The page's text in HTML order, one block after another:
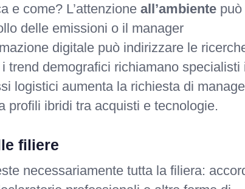
e come? L’attenzione all’ambientepuò
delle emissioni o il manager
digitale può indirizzare le
trend demografici richiamano specialisti
logistici aumenta la richiesta di
profili ibridi tra acquisti e tecnologie.
filiere
necessariamente tutta la filiera: